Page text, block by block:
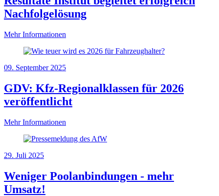
Nachfolgelösung
Mehr Informationen
09. September 2025
GDV: Kfz-Regionalklassen für 2026
veröffentlicht
Mehr Informationen
29. Juli 2025
Weniger Poolanbindungen - mehr
Umsatz!